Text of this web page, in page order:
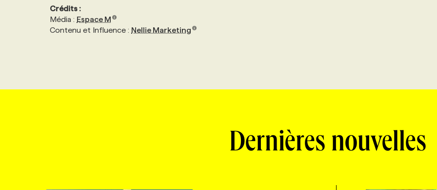
Crédits :
Média : Espace M
Contenu et Influence : Nellie Marketing
Dernières nouvelles